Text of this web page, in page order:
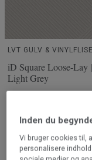
LVT GULV &
iD Square Loose-Lay
Light Grey
Læs mere
Inden du
Vi bruger cookies til,
personalisere